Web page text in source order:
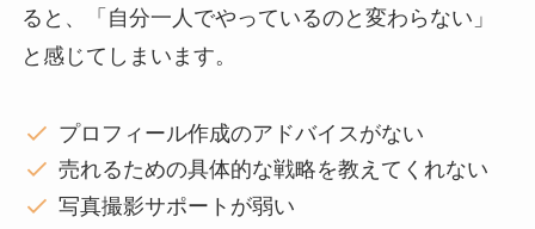
ると、「自分一人でやっているのと変わらない」
と感じてしまいます。
プロフィール作成のアドバイスがない
売れるための具体的な戦略を教えてくれない
写真撮影サポートが弱い